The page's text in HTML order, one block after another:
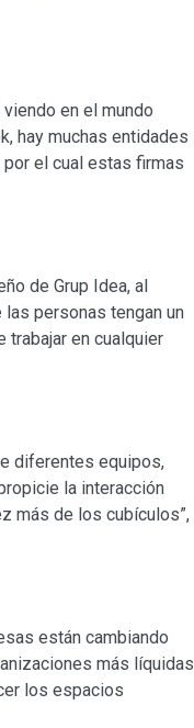
en el mundo
hay muchas entidades
el cual estas firmas
de Grup Idea, al
personas tengan un
trabajar en cualquier
diferentes equipos,
la interacción
más de los cubículos”,
están cambiando
más líquidas
los espacios